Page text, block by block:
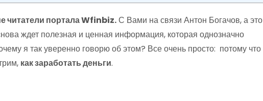
читатели портала Wfinbiz.С Вами на связи Антон Богачов, а это
ждет полезная и ценная информация, которая однозначно
я так уверенно говорю об этом? Все очень просто: потому что
как заработать деньги.